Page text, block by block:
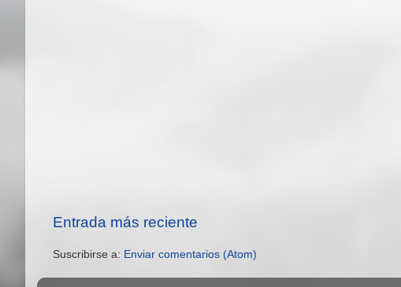
Entrada más reciente
Suscribirse a: Enviar comentarios (Atom)